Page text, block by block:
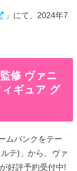
」にて、2024年7
修 ヴァニ
ギュア グ
ムパンクをテー
テ)」から、ヴァ
好評予約受付中!